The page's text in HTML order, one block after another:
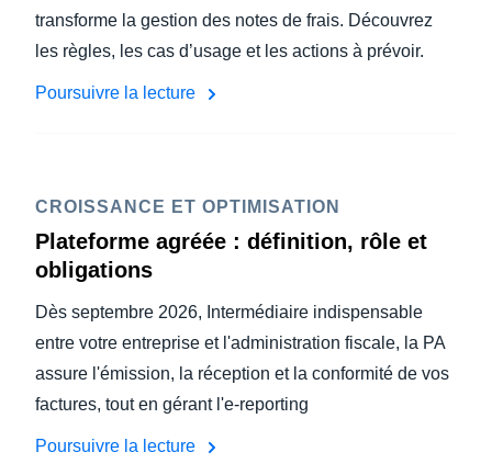
transforme la gestion des notes de frais. Découvrez
les règles, les cas d’usage et les actions à prévoir.
Poursuivre la lecture
CROISSANCE ET OPTIMISATION
Plateforme agréée : définition, rôle et
obligations
Dès septembre 2026, Intermédiaire indispensable
entre votre entreprise et l'administration fiscale, la PA
assure l'émission, la réception et la conformité de vos
factures, tout en gérant l'e-reporting
Poursuivre la lecture